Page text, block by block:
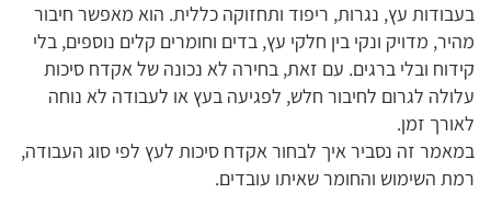
בעבודות עץ, נגרות, ריפוד ותחזוקה כללית. הוא מאפשר חיבור
מהיר, מדויק ונקי בין חלקי עץ, בדים וחומרים קלים נוספים, בלי
קידוח ובלי ברגים. עם זאת, בחירה לא נכונה של אקדח סיכות
עלולה לגרום לחיבור חלש, לפגיעה בעץ או לעבודה לא נוחה
לאורך זמן.
במאמר זה נסביר איך לבחור אקדח סיכות לעץ לפי סוג העבודה,
רמת השימוש והחומר שאיתו עובדים.